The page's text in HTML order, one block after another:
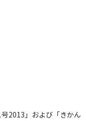
2013」および「きかん